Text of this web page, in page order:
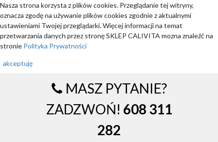
Nasza strona korzysta z plików cookies. Przeglądanie tej witryny,
oznacza zgodę na używanie plików cookies zgodnie z aktualnymi
ustawieniami Twojej przeglądarki. Więcej informacji na temat
przetwarzania danych przez stronę SKLEP CALIVITA mozna znaleźć na
stronie Polityka Prywatności
akceptuję
MASZ PYTANIE?
ZADZWOŃ! 608 311
282